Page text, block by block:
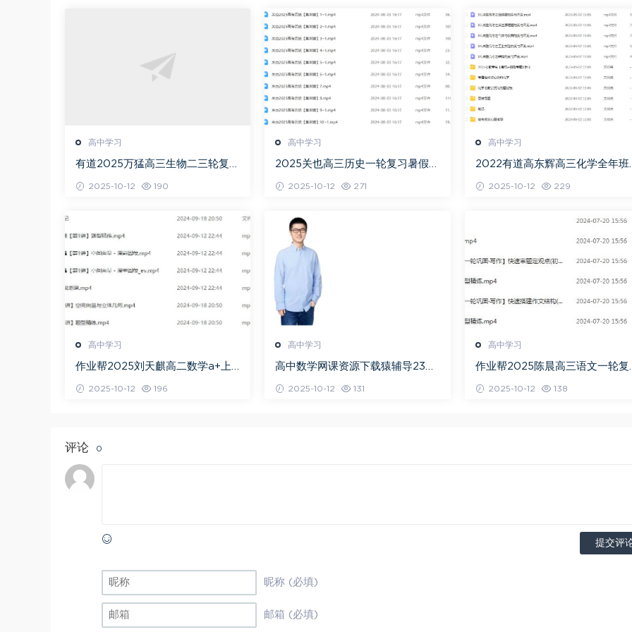
高中学习
有道2025万猛高三生物二三轮复习
2025-10-12 190
高中学习
2025关也高三历史一轮复习暑假班
2025-10-12 271
高中学习
2022有道高东辉高三化学全年班
2025-10-12 229
高中学习
作业帮2025刘天麒高二数学a+上
2025-10-12 196
高中学习
高中数学网课资源下载猿辅导23年
2025-10-12 131
高中学习
作业帮2025陈晨高三语文一轮复
2025-10-12 138
评论 0
提交评
昵称 (必填)
邮箱 (必填)